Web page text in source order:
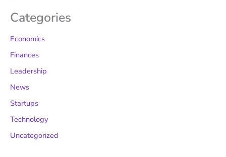
Categories
Economics
Finances
Leadership
News
Startups
Technology
Uncategorized